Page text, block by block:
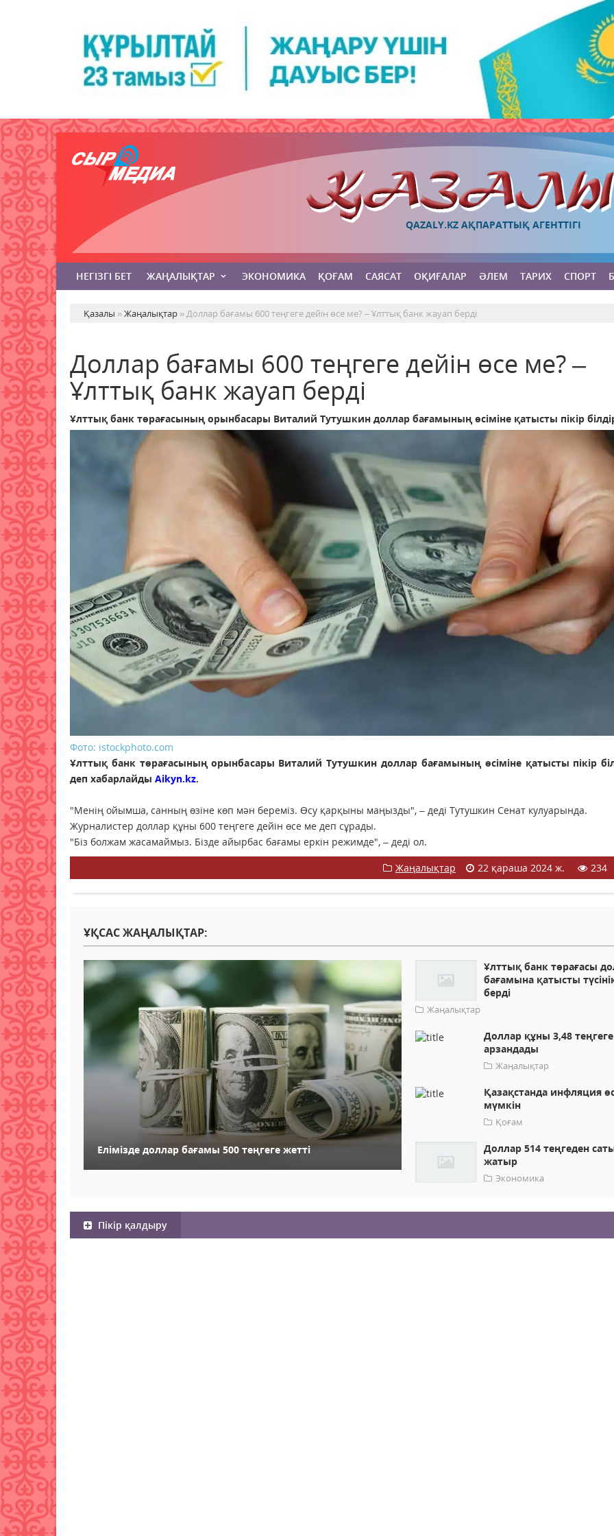
QAZALY.KZ АҚПАРАТТЫҚ АГЕНТТІГІ
НЕГІЗГІ БЕТ ЖАҢАЛЫҚТАР ЭКОНОМИКА ҚОҒАМ САЯСАТ ОҚИҒАЛАР ӘЛЕМ ТАРИХ СПОРТ
Қазалы »Жаңалықтар » Доллар бағамы 600 теңгеге дейін өсе ме? – Ұлттық банк жауап берді
Доллар бағамы 600 теңгеге дейін өсе ме? –
Ұлттық банк жауап берді
Ұлттық банк төрағасының орынбасары Виталий Тутушкин доллар бағамының өсіміне қатысты пікір
Фото: istockphoto.com
Ұлттық банк төрағасының орынбасары Виталий Тутушкин доллар бағамының өсіміне қатысты пікір
деп хабарлайды Aikyn.kz.
"Менің ойымша, санның өзіне көп мән береміз. Өсу қарқыны маңызды", – деді Тутушкин Сенат кулуарында.
Журналистер доллар құны 600 теңгеге дейін өсе ме деп сұрады.
"Біз болжам жасамаймыз. Бізде айырбас бағамы еркін режимде", – деді ол.
Жаңалықтар
22 қараша 2024 ж. 234
ҰҚСАС ЖАҢАЛЫҚТАР:
Елімізде доллар бағамы 500 теңгеге жетті
Ұлттық банк төрағасы
бағамына қатысты
берді
Жаңалықтар
Доллар құны 3,48 теңгеге
арзандады
Жаңалықтар
Қазақстанда инфляция
мүмкін
Қоғам
Доллар 514 теңгеден
жатыр
Экономика
Пікір қалдыру